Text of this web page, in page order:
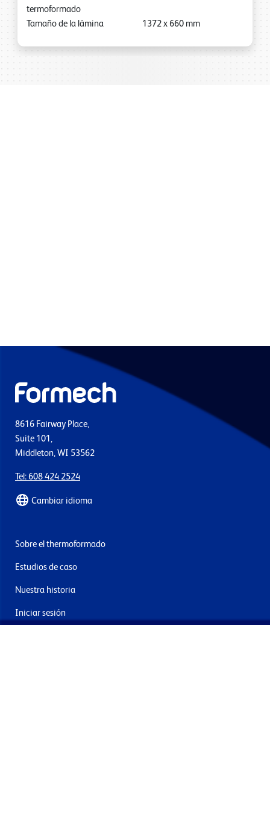
termoformado
Tamaño de la lámina 1372 x 660 mm
8616 Fairway Place,
Suite 101,
Middleton, WI 53562
Tel: 608 424 2524
Cambiar idioma
Sobre el thermoformado
Estudios de caso
Nuestra historia
Iniciar sesión